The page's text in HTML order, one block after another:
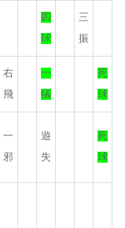
四
球
三
振
右
飛
一
犠
死
球
一
邪
遊
失
死
球